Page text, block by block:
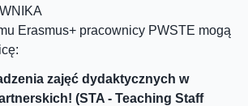
Erasmus+ pracownicy PWSTE mogą
zajęć dydaktycznych w
(STA - Teaching Staff